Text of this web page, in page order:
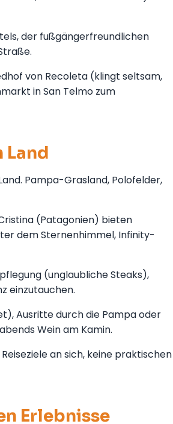
der fußgängerfreundlichen
von Recoleta (klingt seltsam,
in San Telmo zum
Land
Pampa-Grasland, Polofelder,
(Patagonien) bieten
dem Sternenhimmel, Infinity-
(unglaubliche Steaks),
einzutauchen.
Ausritte durch die Pampa oder
Wein am Kamin.
an sich, keine praktischen
Erlebnisse